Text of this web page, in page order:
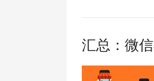
汇总：微